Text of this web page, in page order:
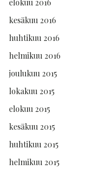
elokuu 2016
kesäkuu 2016
huhtikuu 2016
helmikuu 2016
joulukuu 2015
lokakuu 2015
elokuu 2015
kesäkuu 2015
huhtikuu 2015
helmikuu 2015